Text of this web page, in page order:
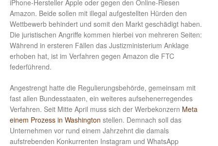
iPhone-Hersteller Apple oder gegen den Online-Riesen
Amazon. Beide sollen mit illegal aufgestellten Hürden den
Wettbewerb behindert und somit den Markt geschädigt haben.
Die juristischen Angriffe kommen hierbei von mehreren Seiten:
Während in ersteren Fällen das Justizministerium Anklage
erhoben hat, ist im Verfahren gegen Amazon die FTC
federführend.
Angestrengt hatte die Regulierungsbehörde, gemeinsam mit
fast allen Bundesstaaten, ein weiteres aufsehenerregendes
Verfahren. Seit Mitte April muss sich der Werbekonzern Meta
einem Prozess in Washington stellen. Demnach soll das
Unternehmen vor rund einem Jahrzehnt die damals
aufstrebenden Konkurrenten Instagram und WhatsApp